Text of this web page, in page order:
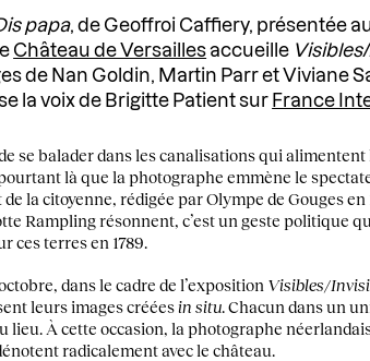
papa, de Geoffroi Caffiery, présentée
Château de Versaillesaccueille
de Nan Goldin, Martin Parr et Viviane
la voix de Brigitte Patient sur France
se balader dans les canalisations qui
pourtant là que la photographe emmène le
la citoyenne, rédigée par Olympe de Gouges en
Rampling résonnent, c’est un geste politique
ces terres en 1789.
dans le cadre de l’exposition Visibles/
leurs images crééesin situ. Chacun dans un
À cette occasion, la photographe
radicalement avec le château.